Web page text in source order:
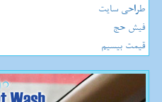
طراحی سایت
فیش حج
قیمت بیسیم